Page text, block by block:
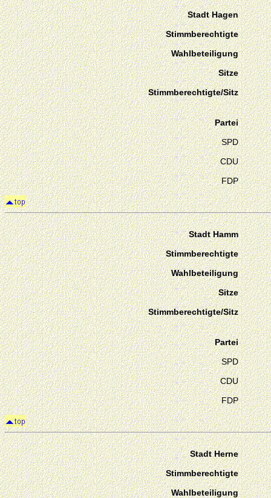
Stadt Hagen
Stimmberechtigte
Wahlbeteiligung
Sitze
Stimmberechtigte/Sitz
Partei
SPD
CDU
FDP
Stadt Hamm
Stimmberechtigte
Wahlbeteiligung
Sitze
Stimmberechtigte/Sitz
Partei
SPD
CDU
FDP
Stadt Herne
Stimmberechtigte
Wahlbeteiligung